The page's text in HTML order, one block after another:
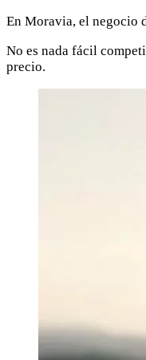
En Moravia, el negocio
No es nada fácil
precio.